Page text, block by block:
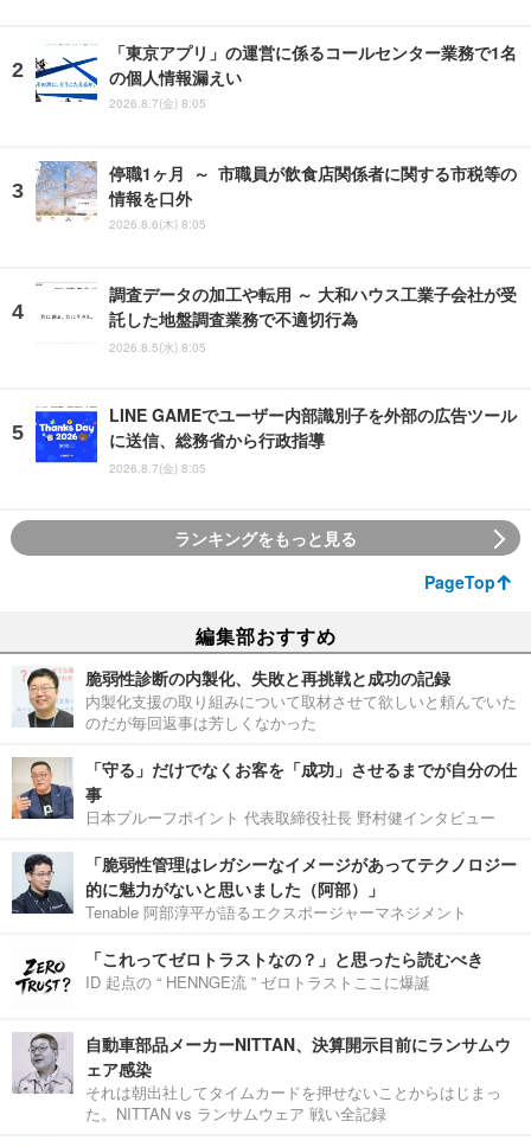
「東京アプリ」の運営に係るコールセンター業務で1名
の個人情報漏えい
2026.8.7(金) 8:05
停職1ヶ月 ～ 市職員が飲食店関係者に関する市税等の
情報を口外
2026.8.6(木) 8:05
調査データの加工や転用 ～ 大和ハウス工業子会社が受
託した地盤調査業務で不適切行為
2026.8.5(水) 8:05
LINE GAMEでユーザー内部識別子を外部の広告ツール
に送信、総務省から行政指導
2026.8.7(金) 8:05
ランキングをもっと見る
PageTop
編集部おすすめ
脆弱性診断の内製化、失敗と再挑戦と成功の記録
内製化支援の取り組みについて取材させて欲しいと頼んでいた
のだが毎回返事は芳しくなかった
「守る」だけでなくお客を「成功」させるまでが自分の仕
事
日本プルーフポイント 代表取締役社長 野村健インタビュー
「脆弱性管理はレガシーなイメージがあってテクノロジー
的に魅力がないと思いました（阿部）」
Tenable 阿部淳平が語るエクスポージャーマネジメント
「これってゼロトラストなの？」と思ったら読むべき
ID 起点の “ HENNGE流 ” ゼロトラストここに爆誕
自動車部品メーカーNITTAN、決算開示目前にランサムウ
ェア感染
それは朝出社してタイムカードを押せないことからはじまっ
た。NITTAN vs ランサムウェア 戦い全記録